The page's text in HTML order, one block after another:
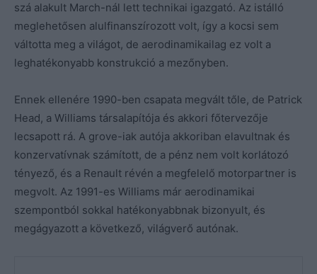
szá alakult March-nál lett technikai igazgató. Az istálló
meglehetősen alulfinanszírozott volt, így a kocsi sem
váltotta meg a világot, de aerodinamikailag ez volt a
leghatékonyabb konstrukció a mezőnyben.
Ennek ellenére 1990-ben csapata megvált tőle, de Patrick
Head, a Williams társalapítója és akkori főtervezője
lecsapott rá. A grove-iak autója akkoriban elavultnak és
konzervatívnak számított, de a pénz nem volt korlátozó
tényező, és a Renault révén a megfelelő motorpartner is
megvolt. Az 1991-es Williams már aerodinamikai
szempontból sokkal hatékonyabbnak bizonyult, és
megágyazott a következő, világverő autónak.